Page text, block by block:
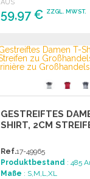
AUS
59,97 € ZZGL. MWST.
Angebot
GESTREIFTES
SHIRT, 2CM
Ref.17-49965
Produktbestand : 485
Maße : S,M,L,XL